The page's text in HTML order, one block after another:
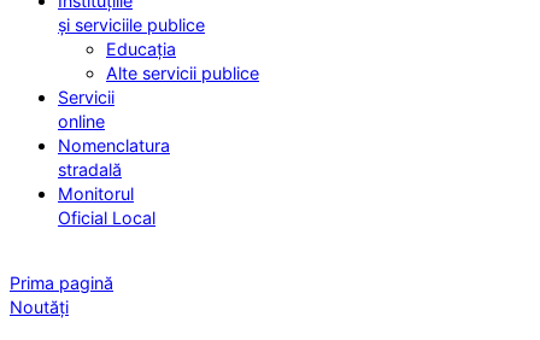
și serviciile publice
Educația
Alte servicii publice
Servicii
online
Nomenclatura
stradală
Monitorul
Oficial Local
Prima pagină
Noutăți